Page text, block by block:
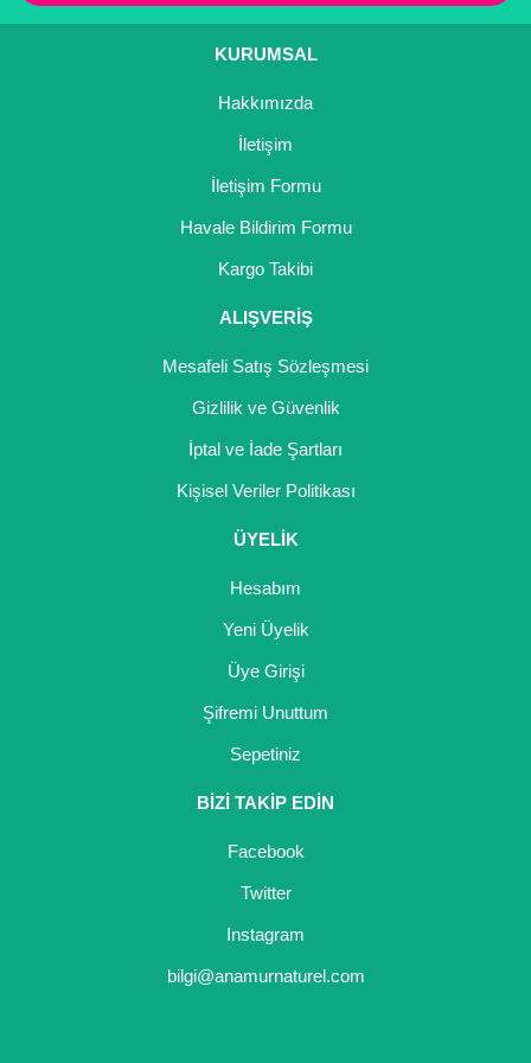
KURUMSAL
Hakkımızda
İletişim
İletişim Formu
Havale Bildirim Formu
Kargo Takibi
ALIŞVERİŞ
Mesafeli Satış Sözleşmesi
Gizlilik ve Güvenlik
İptal ve İade Şartları
Kişisel Veriler Politikası
ÜYELİK
Hesabım
Yeni Üyelik
Üye Girişi
Şifremi Unuttum
Sepetiniz
BİZİ TAKİP EDİN
Facebook
Twitter
Instagram
bilgi@anamurnaturel.com